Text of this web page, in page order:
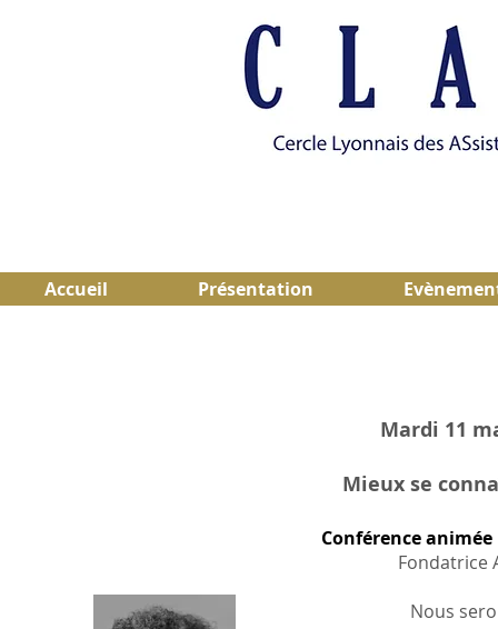
Accueil Présentation
Mardi 11
Mieux se
Conférence
Fondatrice
Nous